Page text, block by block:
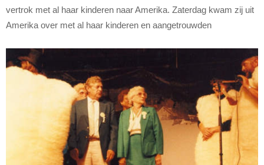
vertrok met al haar kinderen naar Amerika. Zaterdag kwam zij uit
Amerika over met al haar kinderen en aangetrouwden